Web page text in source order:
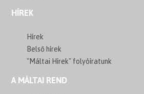
HÍREK
Hírek
Belső hírek
"Máltai Hírek" folyóíratunk
A MÁLTAI REND